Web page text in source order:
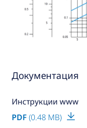
Документация
Инструкции www
PDF (0.48 MB)